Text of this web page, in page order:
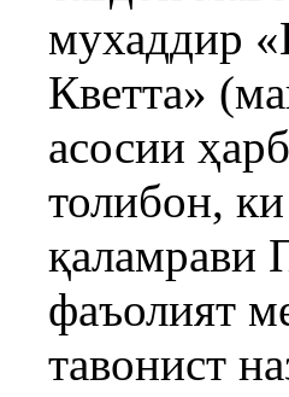
мухаддир
Кветта»
асосии
толибон,
қаламрави
фаъолият
тавонист